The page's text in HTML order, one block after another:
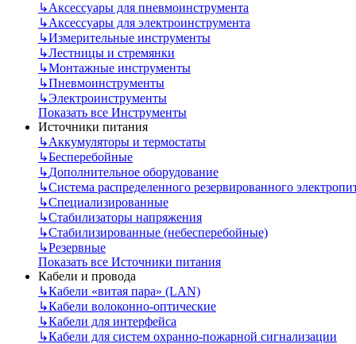
↳Аксессуары для пневмоинструмента
↳Аксессуары для электроинструмента
↳Измерительные инструменты
↳Лестницы и стремянки
↳Монтажные инструменты
↳Пневмоинструменты
↳Электроинструменты
Показать все Инструменты
Источники питания
↳Аккумуляторы и термостаты
↳Бесперебойные
↳Дополнительное оборудование
↳Система распределенного резервированного
↳Специализированные
↳Стабилизаторы напряжения
↳Стабилизированные (небесперебойные)
↳Резервные
Показать все Источники питания
Кабели и провода
↳Кабели «витая пара» (LAN)
↳Кабели волоконно-оптические
↳Кабели для интерфейса
↳Кабели для систем охранно-пожарной сигнализации